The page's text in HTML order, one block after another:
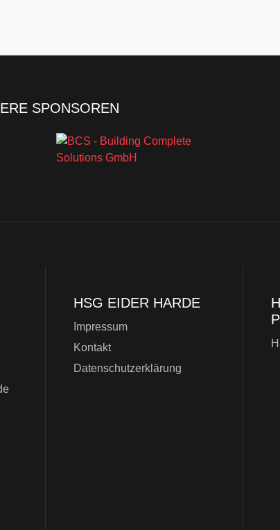
SPONSOREN
HSG EIDER HARDE
Impressum
Kontakt
Datenschutzerklärung